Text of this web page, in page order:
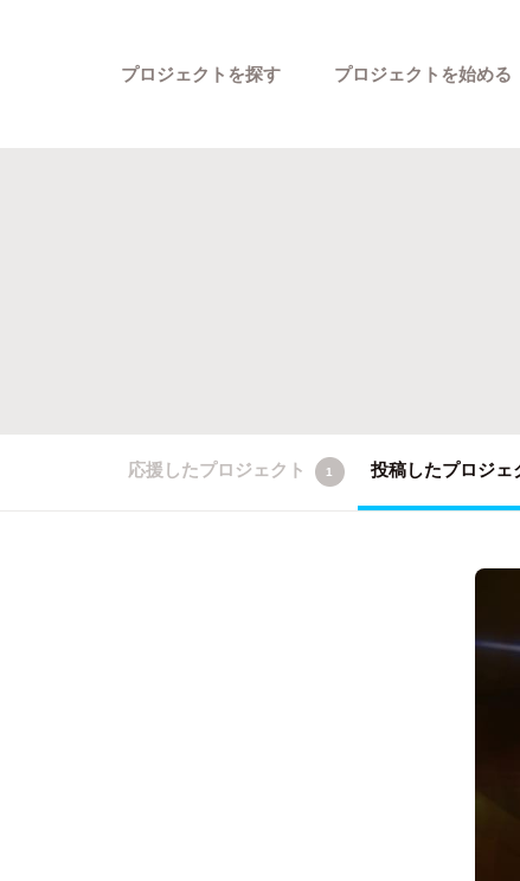
プロジェクトを探す プロジェクトを始める
応援したプロジェクト 1 投稿したプロジェ